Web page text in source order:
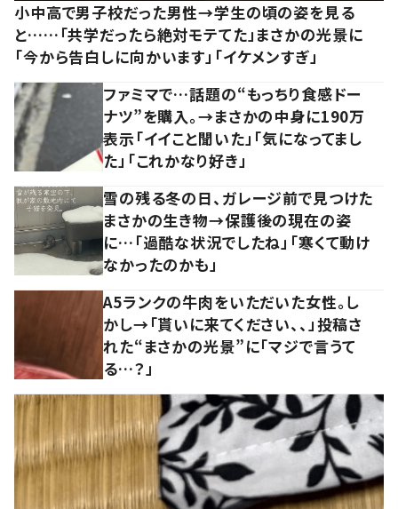
小中高で男子校だった男性→学生の頃の姿を見る
と……「共学だったら絶対モテてた」まさかの光景に
「今から告白しに向かいます」「イケメンすぎ」
ファミマで…話題の“もっちり食感ドー
ナツ”を購入。→まさかの中身に190万
表示「イイこと聞いた」「気になってまし
た」「これかなり好き」
雪の残る冬の日、ガレージ前で見つけた
まさかの生き物→保護後の現在の姿
に…「過酷な状況でしたね」「寒くて動け
なかったのかも」
A5ランクの牛肉をいただいた女性。し
かし→「貰いに来てください、、」投稿さ
れた“まさかの光景”に「マジで言うて
る…？」